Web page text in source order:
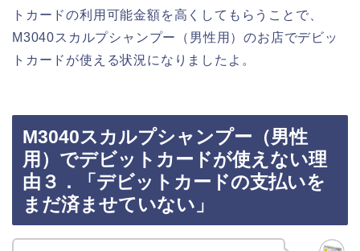
トカードの利用可能金額を高くしてもらうことで、
M3040スカルプシャンプー（男性用）のお店でデビッ
トカードが使える状況になりましたよ。
M3040スカルプシャンプー（男性
用）でデビットカードが使えない理
由３．「デビットカードの支払いを
まだ済ませていない」